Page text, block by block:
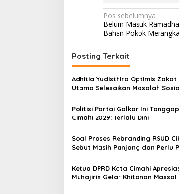
N
a
i
g
a
i
o
s
Pos sebelumnya
Belum Masuk
Bahan Pokok
Posting Terkait
Adhitia Yudisthira Optimis Zakat
Utama Selesaikan Masalah
Politisi Partai Golkar Ini
Cimahi 2029: Terlalu Dini
Soal Proses Rebranding RSUD
Sebut Masih Panjang dan Perlu
Ketua DPRD Kota Cimahi
Muhajirin Gelar Khitanan Massal